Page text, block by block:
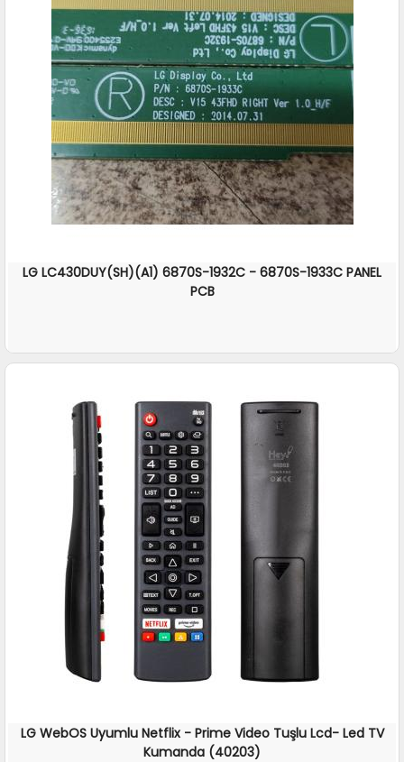
LG LC430DUY(SH)(A1) 6870S-1932C - 6870S-1933C PANEL
PCB
LG WebOS Uyumlu Netflix - Prime Video Tuşlu Lcd- Led TV
Kumanda (40203)